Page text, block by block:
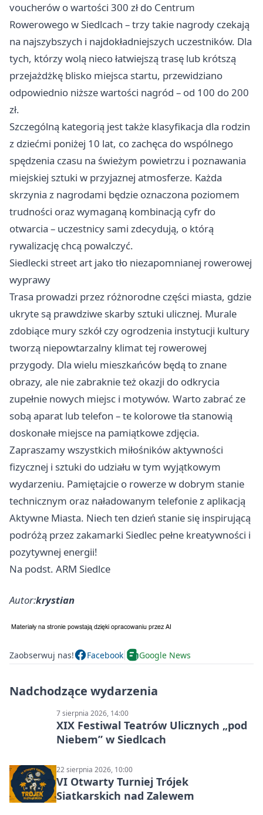
voucherów o wartości 300 zł do Centrum
Rowerowego w Siedlcach – trzy takie nagrody czekają
na najszybszych i najdokładniejszych uczestników. Dla
tych, którzy wolą nieco łatwiejszą trasę lub krótszą
przejażdżkę blisko miejsca startu, przewidziano
odpowiednio niższe wartości nagród – od 100 do 200
zł.
Szczególną kategorią jest także klasyfikacja dla rodzin
z dziećmi poniżej 10 lat, co zachęca do wspólnego
spędzenia czasu na świeżym powietrzu i poznawania
miejskiej sztuki w przyjaznej atmosferze. Każda
skrzynia z nagrodami będzie oznaczona poziomem
trudności oraz wymaganą kombinacją cyfr do
otwarcia – uczestnicy sami zdecydują, o którą
rywalizację chcą powalczyć.
Siedlecki street art jako tło niezapomnianej rowerowej
wyprawy
Trasa prowadzi przez różnorodne części miasta, gdzie
ukryte są prawdziwe skarby sztuki ulicznej. Murale
zdobiące mury szkół czy ogrodzenia instytucji kultury
tworzą niepowtarzalny klimat tej rowerowej
przygody. Dla wielu mieszkańców będą to znane
obrazy, ale nie zabraknie też okazji do odkrycia
zupełnie nowych miejsc i motywów. Warto zabrać ze
sobą aparat lub telefon – te kolorowe tła stanowią
doskonałe miejsce na pamiątkowe zdjęcia.
Zapraszamy wszystkich miłośników aktywności
fizycznej i sztuki do udziału w tym wyjątkowym
wydarzeniu. Pamiętajcie o rowerze w dobrym stanie
technicznym oraz naładowanym telefonie z aplikacją
Aktywne Miasta. Niech ten dzień stanie się inspirującą
podróżą przez zakamarki Siedlec pełne kreatywności i
pozytywnej energii!
Na podst. ARM Siedlce
Autor:krystian
Zaobserwuj nas! Facebook Google News
Nadchodzące wydarzenia
7 sierpnia 2026, 14:00
XIX Festiwal Teatrów Ulicznych „pod
Niebem” w Siedlcach
22 sierpnia 2026, 10:00
VI Otwarty Turniej Trójek
Siatkarskich nad Zalewem